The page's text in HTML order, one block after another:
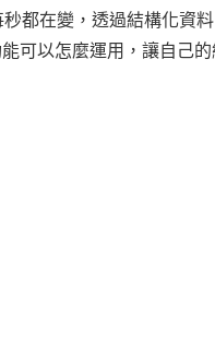
都在變，透過結構化資
可以怎麼運用，讓自己